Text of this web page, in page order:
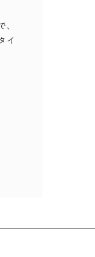
イ